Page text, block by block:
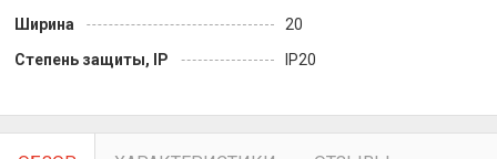
Ширина
20
Степень защиты, IP
IP20